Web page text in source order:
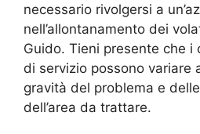
necessario rivolgersi a
nell’allontanamento dei
Guido. Tieni presente che i
di servizio possono variare
gravità del problema e
dell’area da trattare.